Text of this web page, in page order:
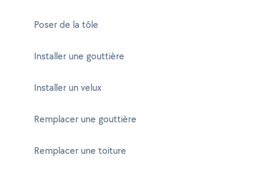
Poser de la tôle
Installer une gouttière
Installer un velux
Remplacer une gouttière
Remplacer une toiture